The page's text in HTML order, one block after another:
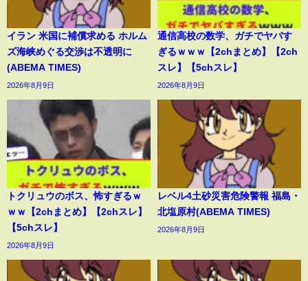
イラン 米国に補償求める ホルム
ズ海峡めぐる交渉は不透明に
(ABEMA TIMES)
2026年8月9日
通信高校の数学、ガチでヤバす
ぎるｗｗｗ【2chまとめ】【2ch
スレ】【5chスレ】
2026年8月9日
トクリュウのボス、怖すぎるｗ
ｗｗ【2chまとめ】【2chスレ】
【5chスレ】
2026年8月9日
レベル4土砂災害危険警報 福島・
北塩原村(ABEMA TIMES)
2026年8月9日